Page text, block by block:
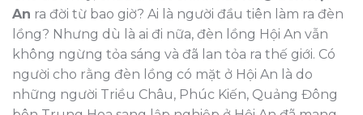
An ra đời từ bao giờ? Ai là người đầu tiên làm ra đèn
lồng? Nhưng dù là ai đi nữa, đèn lồng Hội An vẫn
không ngừng tỏa sáng và đã lan tỏa ra thế giới. Có
người cho rằng đèn lồng có mặt ở Hội An là do
những người Triều Châu, Phúc Kiến, Quảng Đông